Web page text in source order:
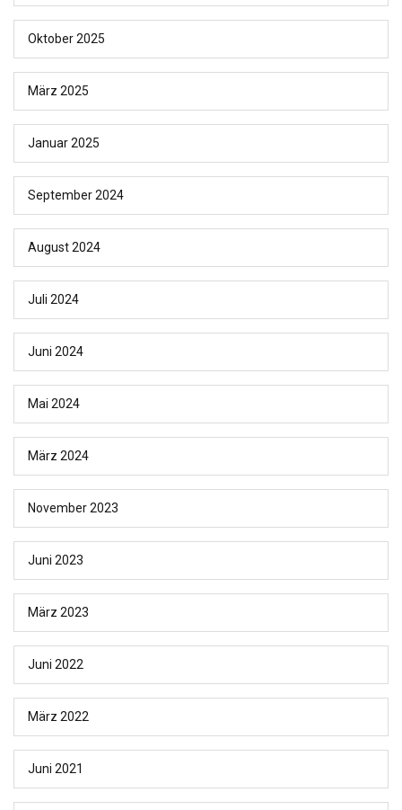
Oktober 2025
März 2025
Januar 2025
September 2024
August 2024
Juli 2024
Juni 2024
Mai 2024
März 2024
November 2023
Juni 2023
März 2023
Juni 2022
März 2022
Juni 2021